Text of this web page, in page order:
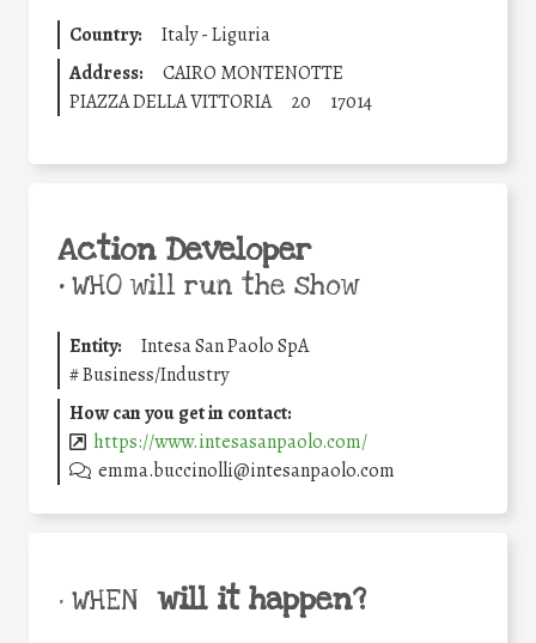
Country:
Italy - Liguria
Address:
CAIRO MONTENOTTE
PIAZZA DELLA VITTORIA
20 17014
Action Developer
•WHO will run the show
Entity:
Intesa San Paolo SpA
#Business/Industry
How can you get in contact:
https://www.intesasanpaolo.com/
emma.buccinolli@intesanpaolo.com
• WHEN will it happen?